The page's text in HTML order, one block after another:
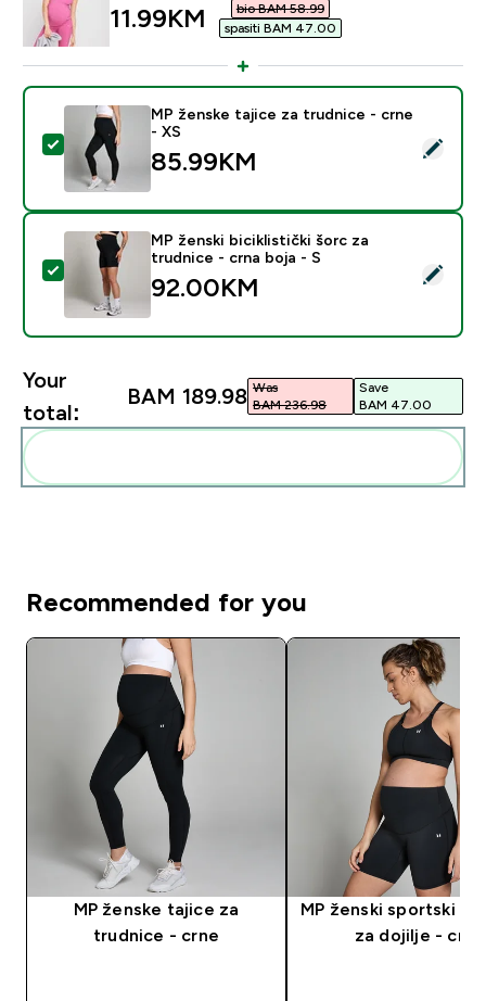
discounted price
11.99KM‎
bio BAM 58.99‎
spasiti BAM 47.00‎
Select this product - MP ženske tajice za trudnice -
MP ženske tajice za trudnice - crne
- XS
85.99KM‎
Select this product - MP ženski biciklistički šorc za
MP ženski biciklistički šorc za
trudnice - crna boja - S
92.00KM‎
Your
total:
BAM 189.98‎ Was
BAM 236.98‎
Save
BAM 47.00‎
Recommended for you
MP ženske tajice za
trudnice - crne
MP ženski sportski
za dojilje - crni